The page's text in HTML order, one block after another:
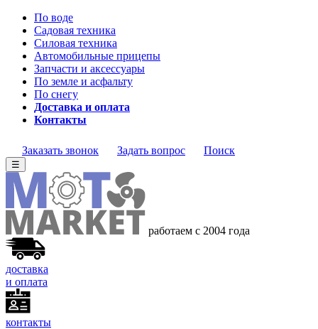
По воде
Садовая техника
Силовая техника
Автомобильные прицепы
Запчасти и аксессуары
По земле и асфальту
По снегу
Доставка и оплата
Контакты
Заказать звонок Задать вопрос Поиск
☰
работаем с 2004 года
доставка
и оплата
контакты